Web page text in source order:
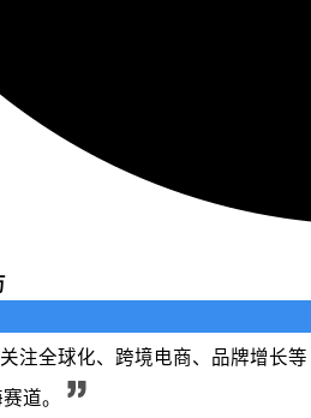
注全球化、跨境电商、品牌增长等
道。